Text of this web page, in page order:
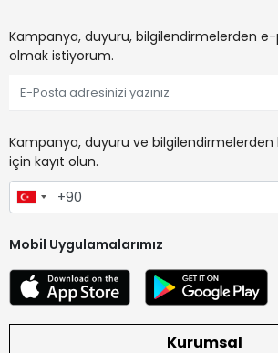
Kampanya, duyuru, bilgilendirmelerden
olmak istiyorum.
Kampanya, duyuru ve
için kayıt olun.
Mobil Uygulamalarımız
Kurumsal